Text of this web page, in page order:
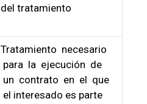
del tratamiento
Tratamiento necesario
para la ejecución de
un contrato en el que
el interesado es parte